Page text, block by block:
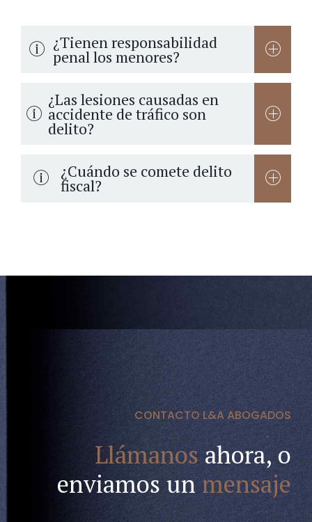
¿Tienen responsabilidad
penal los menores?
¿Las lesiones causadas en
accidente de tráfico son
delito?
¿Cuándo se comete delito
fiscal?
CONTACTO L&A ABOGADOS
Llámanosahora, o
enviamos unmensaje